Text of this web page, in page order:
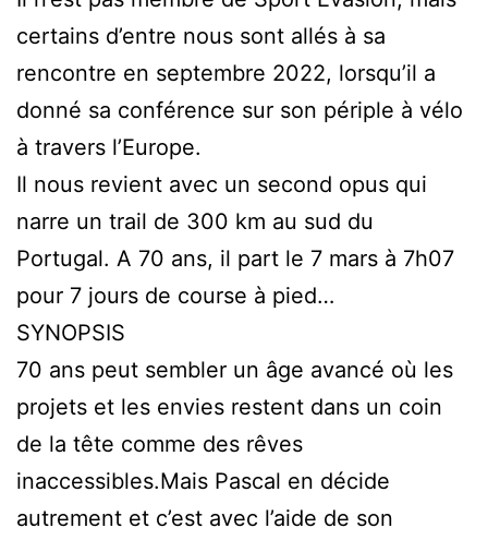
certains d’entre nous sont allés à sa
rencontre en septembre 2022, lorsqu’il a
donné sa conférence sur son périple à vélo
à travers l’Europe.
Il nous revient avec un second opus qui
narre un trail de 300 km au sud du
Portugal. A 70 ans, il part le 7 mars à 7h07
pour 7 jours de course à pied…
SYNOPSIS
70 ans peut sembler un âge avancé où les
projets et les envies restent dans un coin
de la tête comme des rêves
inaccessibles.Mais Pascal en décide
autrement et c’est avec l’aide de son